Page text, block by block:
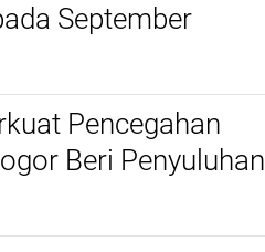
September
Pencegahan
Beri Penyuluhan